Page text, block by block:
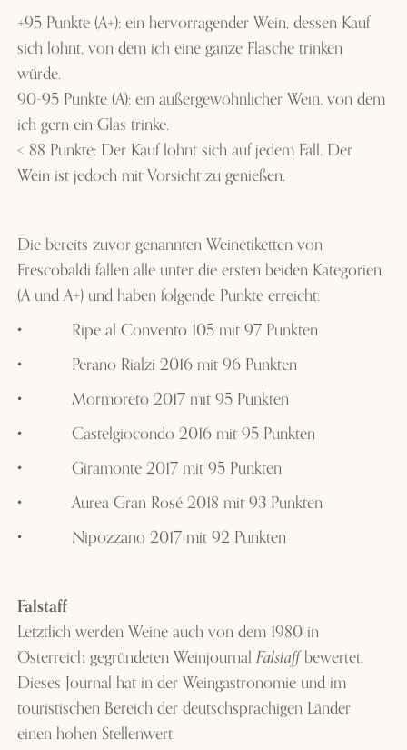
+95 Punkte (A+): ein hervorragender Wein, dessen Kauf
sich lohnt, von dem ich eine ganze Flasche trinken
würde.
90-95 Punkte (A): ein außergewöhnlicher Wein, von dem
ich gern ein Glas trinke.
< 88 Punkte: Der Kauf lohnt sich auf jedem Fall. Der
Wein ist jedoch mit Vorsicht zu genießen.
Die bereits zuvor genannten Weinetiketten von
Frescobaldi fallen alle unter die ersten beiden Kategorien
(A und A+) und haben folgende Punkte erreicht:
• Ripe al Convento 105 mit 97 Punkten
• Perano Rialzi 2016 mit 96 Punkten
•Mormoreto 2017 mit 95 Punkten
•Castelgiocondo 2016 mit 95 Punkten
•Giramonte 2017 mit 95 Punkten
•Aurea Gran Rosé 2018 mit 93 Punkten
• Nipozzano 2017 mit 92 Punkten
Falstaff
Letztlich werden Weine auch von dem 1980 in
Österreich gegründeten WeinjournalFalstaffbewertet.
Dieses Journal hat in der Weingastronomie und im
touristischen Bereich der deutschsprachigen Länder
einen hohen Stellenwert.